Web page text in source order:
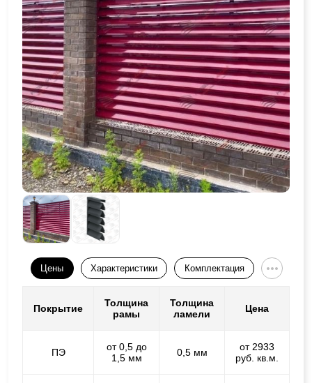
Цены Характеристики Комплектация
Покрытие
Толщина
рамы
Толщина
ламели
Цена
ПЭ
от 0,5 до
1,5 мм
0,5 мм
от 2933
руб. кв.м.